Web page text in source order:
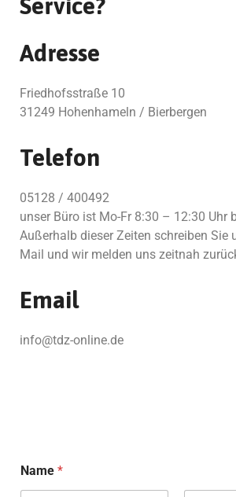
Service?
Adresse
Friedhofsstraße 10
31249 Hohenhameln / Bierbergen
Telefon
05128 / 400492
unser Büro ist Mo-Fr 8:30 – 12:30 Uhr
Außerhalb dieser Zeiten schreiben Sie
Mail und wir melden uns zeitnah
Email
info@tdz-online.de
m
a
Name *